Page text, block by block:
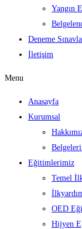
Yangın
Deneme
İletişim
Menu
Anasayfa
Kurumsal
Eğitimlerimiz
Temel
OED
Hijyen